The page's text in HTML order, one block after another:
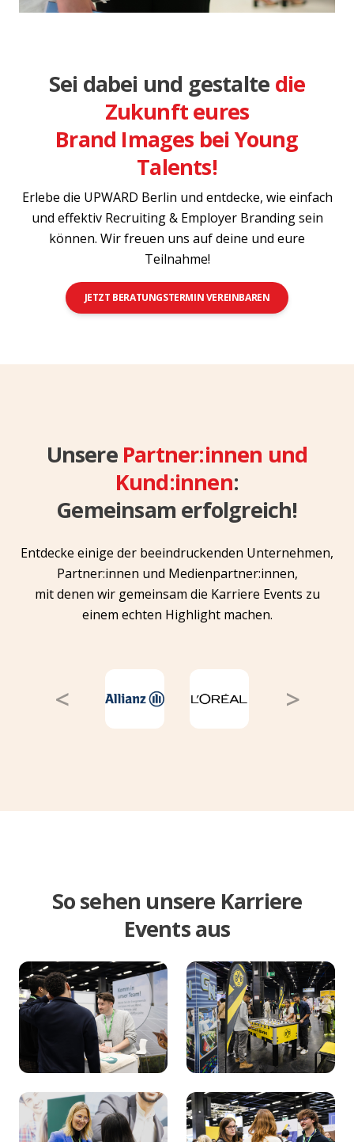
Sei dabei und gestalte die
Zukunft eures
Brand Images bei Young
Talents!
Erlebe die UPWARD Berlin und entdecke, wie einfach
und effektiv Recruiting & Employer Branding sein
können. Wir freuen uns auf deine und eure
Teilnahme!
JETZT BERATUNGSTERMIN VEREINBAREN
Unsere Partner:innen und
Kund:innen:
Gemeinsam erfolgreich!
Entdecke einige der beeindruckenden Unternehmen,
Partner:innen und Medienpartner:innen,
mit denen wir gemeinsam die Karriere Events zu
einem echten Highlight machen.
<
Previous >
Next
So sehen unsere Karriere
Events aus